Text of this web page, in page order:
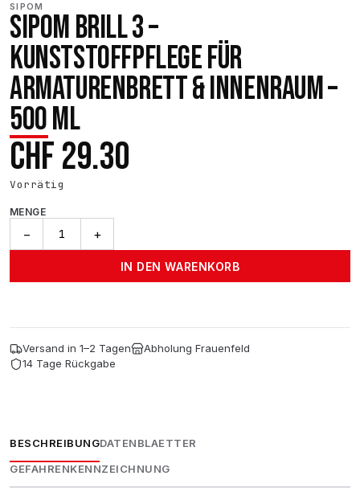
SIPOM
SIPOM BRILL 3 –
KUNSTSTOFFPFLEGE FÜR
ARMATURENBRETT & INNENRAUM –
500 ML
CHF29.30
Vorrätig
MENGE
−
Armaturenbrett
&
Innenraum
+
IN DEN WARENKORB
Versand in 1–2 Tagen
Abholung Frauenfeld
14 Tage Rückgabe
BESCHREIBUNGDATENBLAETTER
GEFAHRENKENNZEICHNUNG